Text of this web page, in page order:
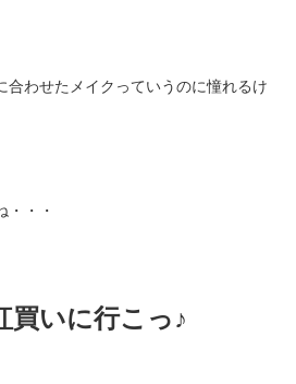
合わせたメイクっていうのに憧れるけ
・・・
買いに行こっ♪